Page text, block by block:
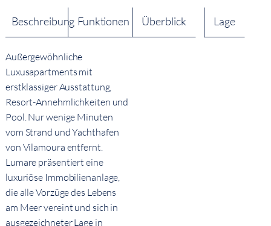
Beschreibung Funktionen Überblick Lage
Außergewöhnliche
Luxusapartments mit
erstklassiger Ausstattung,
Resort-Annehmlichkeiten und
Pool. Nur wenige Minuten
vom Strand und Yachthafen
von Vilamoura entfernt.
Lumare präsentiert eine
luxuriöse Immobilienanlage,
die alle Vorzüge des Lebens
am Meer vereint und sich in
ausgezeichneter Lage in